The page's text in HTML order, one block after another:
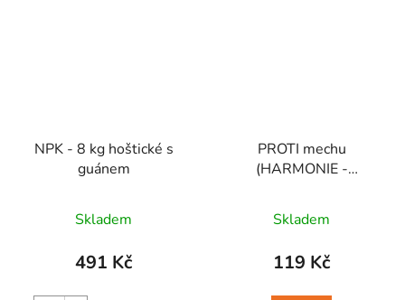
NPK - 8 kg hoštické s
guánem
Skladem
491 Kč
PROTI mechu
(HARMONIE -
Skladem
119 Kč